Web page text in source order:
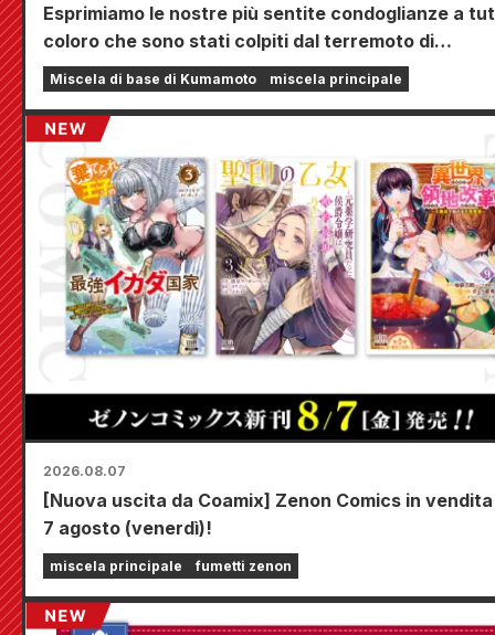
Esprimiamo le nostre più sentite condoglianze a
coloro che sono stati colpiti dal terremoto di
Kumamoto del 2026.
Miscela di base di Kumamoto miscela principale
2026.08.07
[Nuova uscita da Coamix] Zenon Comics in
7 agosto (venerdì)!
miscela principale fumetti zenon